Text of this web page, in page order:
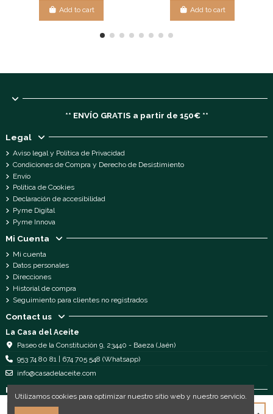
Add to cart Add to cart
** ENVÍO GRATIS a partir de 150€ **
Legal
Aviso legal y Política de Privacidad
Condiciones de Compra y Derecho de Desistimiento
Envío
Política de Cookies
Declaración de accesibilidad
Pyme Digital
Pyme Innova
Mi Cuenta
Mi cuenta
Datos personales
Direcciones
Historial de compra
Seguimiento para clientes no registrados
Contact us
La Casa del Aceite
Paseo de la Constitución 9, 23440 - Baeza (Jaén)
953 74 80 81 | 674 705 548 (Whatsapp)
info@casadelaceite.com
Follow us
Utilizamos cookies para optimizar nuestro sitio web y nuestro servicio.